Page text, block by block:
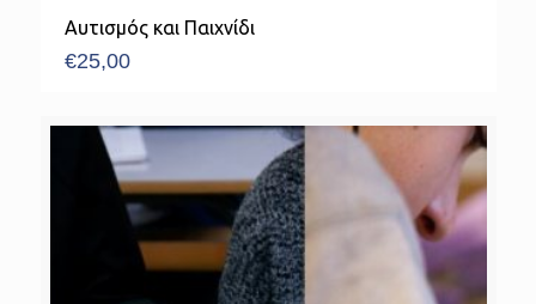
Αυτισμός και Παιχνίδι
€25,00